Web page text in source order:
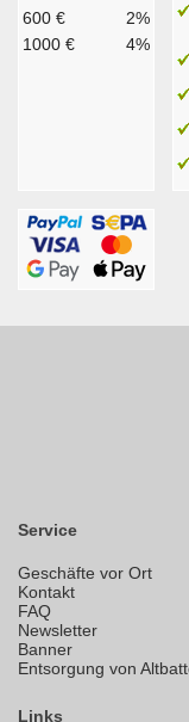
600 €
2%
1000 €
4%
Service
Geschäfte vor Ort
Kontakt
FAQ
Newsletter
Banner
Entsorgung von
Links